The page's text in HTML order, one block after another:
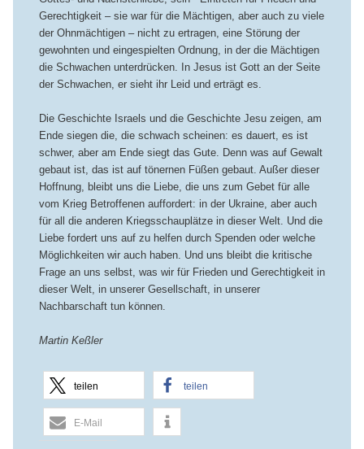
Gerechtigkeit – sie war für die Mächtigen, aber auch zu viele
der Ohnmächtigen – nicht zu ertragen, eine Störung der
gewohnten und eingespielten Ordnung, in der die Mächtigen
die Schwachen unterdrücken. In Jesus ist Gott an der Seite
der Schwachen, er sieht ihr Leid und erträgt es.
Die Geschichte Israels und die Geschichte Jesu zeigen, am
Ende siegen die, die schwach scheinen: es dauert, es ist
schwer, aber am Ende siegt das Gute. Denn was auf Gewalt
gebaut ist, das ist auf tönernen Füßen gebaut. Außer dieser
Hoffnung, bleibt uns die Liebe, die uns zum Gebet für alle
vom Krieg Betroffenen auffordert: in der Ukraine, aber auch
für all die anderen Kriegsschauplätze in dieser Welt. Und die
Liebe fordert uns auf zu helfen durch Spenden oder welche
Möglichkeiten wir auch haben. Und uns bleibt die kritische
Frage an uns selbst, was wir für Frieden und Gerechtigkeit in
dieser Welt, in unserer Gesellschaft, in unserer
Nachbarschaft tun können.
Martin Keßler
teilen teilen
E-Mail